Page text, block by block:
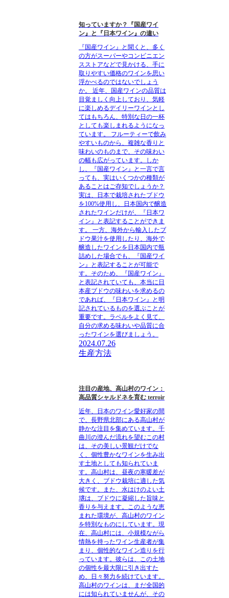
知っていますか？『国産ワイ
ン』と『日本ワイン』の違い
『国産ワイン』と聞くと、多く
の方がスーパーやコンビニエン
スストアなどで見かける、手に
取りやすい価格のワインを思い
浮かべるのではないでしょう
か。 近年、国産ワインの品質は
目覚ましく向上しており、気軽
に楽しめるデイリーワインとし
てはもちろん、特別な日の一杯
としても楽しまれるようになっ
ています。 フルーティーで飲み
やすいものから、複雑な香りと
味わいのものまで、その味わい
の幅も広がっています。しか
し、『国産ワイン』と一言で言
っても、実はいくつかの種類が
あることはご存知でしょうか？
実は、日本で栽培されたブドウ
を100%使用し、日本国内で醸造
されたワインだけが、『日本ワ
イン』と表記することができま
す。 一方、海外から輸入したブ
ドウ果汁を使用したり、海外で
醸造したワインを日本国内で瓶
詰めした場合でも、『国産ワイ
ン』と表記することが可能で
す。そのため、『国産ワイン』
と表記されていても、本当に日
本産ブドウの味わいを求めるの
であれば、『日本ワイン』と明
記されているものを選ぶことが
重要です。ラベルをよく見て、
自分の求める味わいや品質に合
ったワインを選びましょう。
2024.07.26
生産方法
注目の産地、高山村のワイン：
高品質シャルドネを育む terroir
近年、日本のワイン愛好家の間
で、長野県北部にある高山村が
静かな注目を集めています。千
曲川の澄んだ流れを望むこの村
は、その美しい景観だけでな
く、個性豊かなワインを生み出
す土地としても知られていま
す。高山村は、昼夜の寒暖差が
大きく、ブドウ栽培に適した気
候です。また、水はけのよい土
壌は、ブドウに凝縮した旨味と
香りを与えます。このような恵
まれた環境が、高山村のワイン
を特別なものにしています。現
在、高山村には、小規模ながら
情熱を持ったワイン生産者が集
まり、個性的なワイン造りを行
っています。彼らは、この土地
の個性を最大限に引き出すた
め、日々努力を続けています。
高山村のワインは、まだ全国的
には知られていませんが、その